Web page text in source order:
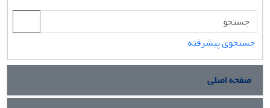
جستجوی پیشرفته
صفحه اصلی